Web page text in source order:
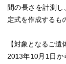
間の長さを計測
定式を作成するも
【対象となるご遺
2013年10月1日